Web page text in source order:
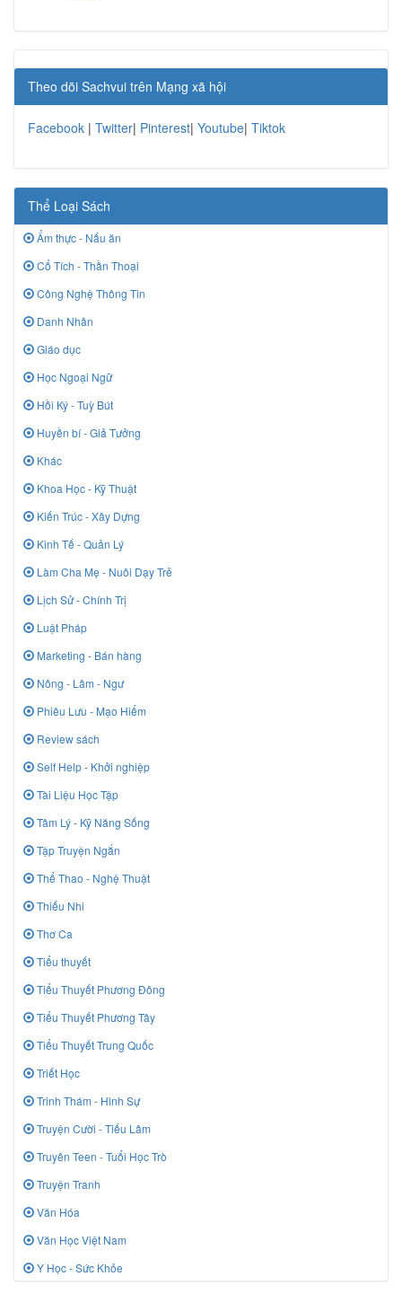
Theo dõi Sachvui trên Mạng xã hội
Facebook | Twitter| Pinterest| Youtube| Tiktok
Thể Loại Sách
Ẩm thực - Nấu ăn
Cổ Tích - Thần Thoại
Công Nghệ Thông Tin
Danh Nhân
Giáo dục
Học Ngoại Ngữ
Hồi Ký - Tuỳ Bút
Huyền bí - Giả Tưởng
Khác
Khoa Học - Kỹ Thuật
Kiến Trúc - Xây Dựng
Kinh Tế - Quản Lý
Làm Cha Mẹ - Nuôi Dạy Trẻ
Lịch Sử - Chính Trị
Luật Pháp
Marketing - Bán hàng
Nông - Lâm - Ngư
Phiêu Lưu - Mạo Hiểm
Review sách
Self Help - Khởi nghiệp
Tài Liệu Học Tập
Tâm Lý - Kỹ Năng Sống
Tập Truyện Ngắn
Thể Thao - Nghệ Thuật
Thiếu Nhi
Thơ Ca
Tiểu thuyết
Tiểu Thuyết Phương Đông
Tiểu Thuyết Phương Tây
Tiểu Thuyết Trung Quốc
Triết Học
Trinh Thám - Hình Sự
Truyện Cười - Tiếu Lâm
Truyên Teen - Tuổi Học Trò
Truyện Tranh
Văn Hóa
Văn Học Việt Nam
Y Học - Sức Khỏe